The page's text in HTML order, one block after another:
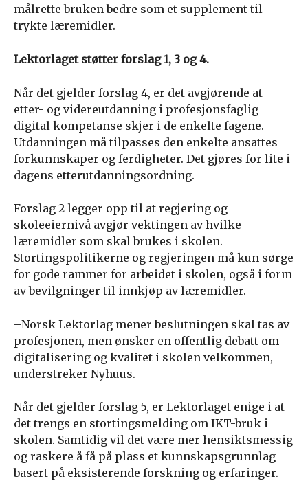
målrette bruken bedre som et supplement til
trykte læremidler.
Lektorlaget støtter forslag 1, 3 og 4.
Når det gjelder forslag 4, er det avgjørende at
etter- og videreutdanning i profesjonsfaglig
digital kompetanse skjer i de enkelte fagene.
Utdanningen må tilpasses den enkelte ansattes
forkunnskaper og ferdigheter. Det gjøres for lite i
dagens etterutdanningsordning.
Forslag 2 legger opp til at regjering og
skoleeiernivå avgjør vektingen av hvilke
læremidler som skal brukes i skolen.
Stortingspolitikerne og regjeringen må kun sørge
for gode rammer for arbeidet i skolen, også i form
av bevilgninger til innkjøp av læremidler.
–Norsk Lektorlag mener beslutningen skal tas av
profesjonen, men ønsker en offentlig debatt om
digitalisering og kvalitet i skolen velkommen,
understreker Nyhuus.
Når det gjelder forslag 5, er Lektorlaget enige i at
det trengs en stortingsmelding om IKT-bruk i
skolen. Samtidig vil det være mer hensiktsmessig
og raskere å få på plass et kunnskapsgrunnlag
basert på eksisterende forskning og erfaringer.